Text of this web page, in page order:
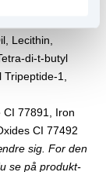
Vanilla
Lecithin,
di-t-butyl
1,
CI 77891, Iron
CI 77492
sig. For den
se på produkt-